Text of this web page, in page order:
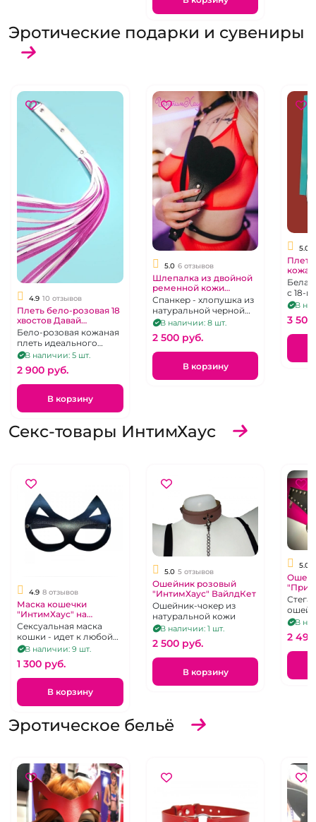
Эротические подарки и сувениры
4.9 10 отзывов
Плеть бело-розовая 18
хвостов Давай
Поженимся
"ИнтимХаус"
Бело-розовая кожаная
плеть идеального
качества
В наличии: 5 шт.
2 900 pуб.
В корзину
5.0 6 отзывов
Шлепалка из двойной
ременной кожи
"ИнтимХаус" Сердце
Любимого
Спанкер - хлопушка из
натуральной черной
кожи в форме сердца
В наличии: 8 шт.
2 500 pуб.
В корзину
5.0
Белая
с 18-ю
В
3
Секс-товары ИнтимХаус
4.9 8 отзывов
Маска кошечки
"ИнтимХаус" на
резинке черная
Сексуальная маска
кошки - идет к любой
форме лица
В наличии: 9 шт.
1 300 pуб.
В корзину
5.0 5 отзывов
Ошейник розовый
"ИнтимХаус" ВайлдКет
Ошейник-чокер из
натуральной кожи
В наличии: 1 шт.
2 500 pуб.
В корзину
5.0
В
2
Эротическое бельё